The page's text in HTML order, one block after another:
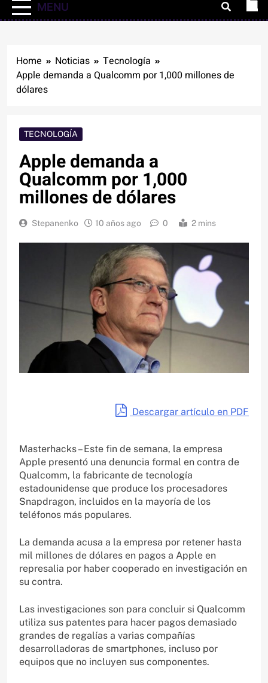
MENU
Home Noticias
Tecnología
Apple demanda a Qualcomm por 1,000 millones de
dólares
TECNOLOGÍA
Apple demanda a
Qualcomm por 1,000
millones de dólares
Stepanenko 10 años ago 0 2 mins
Descargar artículo en PDF
Masterhacks – Este fin de semana, la empresa
Apple presentó una denuncia formal en contra de
Qualcomm, la fabricante de tecnología
estadounidense que produce los procesadores
Snapdragon, incluidos en la mayoría de los
teléfonos más populares.
La demanda acusa a la empresa por retener hasta
mil millones de dólares en pagos a Apple en
represalia por haber cooperado en investigación en
su contra.
Las investigaciones son para concluir si Qualcomm
utiliza sus patentes para hacer pagos demasiado
grandes de regalías a varias compañías
desarrolladoras de smartphones, incluso por
equipos que no incluyen sus componentes.